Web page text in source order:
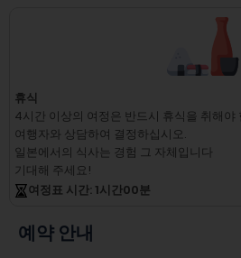
휴식
4시간 이상의 여정은 반드시 휴식을 취해야
여행자와 상담하여 결정하십시오.
일본에서의 식사는 경험 그 자체입니다
기대해 주세요!
여정표 시간: 1시간00분
예약 안내